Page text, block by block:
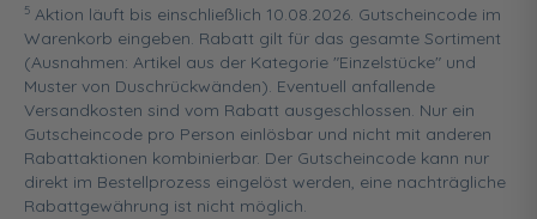
5 Aktion läuft bis einschließlich 10.08.2026. Gutscheincode im
Warenkorb eingeben. Rabatt gilt für das gesamte Sortiment
(Ausnahmen: Artikel aus der Kategorie "Einzelstücke" und
Muster von Duschrückwänden). Eventuell anfallende
Versandkosten sind vom Rabatt ausgeschlossen. Nur ein
Gutscheincode pro Person einlösbar und nicht mit anderen
Rabattaktionen kombinierbar. Der Gutscheincode kann nur
direkt im Bestellprozess eingelöst werden, eine nachträgliche
Rabattgewährung ist nicht möglich.